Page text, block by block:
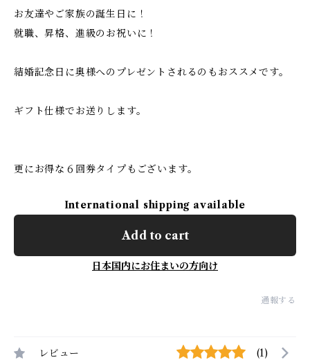
お友達やご家族の誕生日に！
就職、昇格、進級のお祝いに！
結婚記念日に奥様へのプレゼントされるのもおススメです。
ギフト仕様でお送りします。
更にお得な６回券タイプもございます。
International shipping available
Add to cart
日本国内にお住まいの方向け
通報する
レビュー (1)